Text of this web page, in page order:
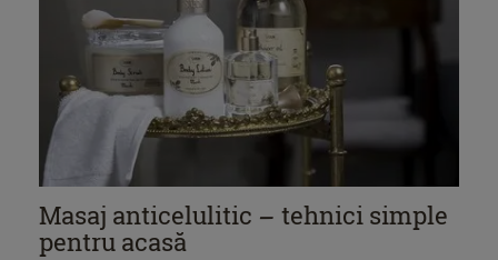
Masaj anticelulitic – tehnici simple
pentru acasă